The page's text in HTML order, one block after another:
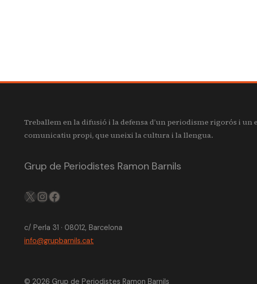
Treballem en la difusió i la defensa d’un periodisme rigorós i un
comunicatiu propi, que uneixi la cultura i la llengua.
Grup de Periodistes Ramon Barnils
X IGFB
c/ Perla 31 · 08012, Barcelona
info@grupbarnils.cat
© 2026 Grup de Periodistes Ramon Barnils